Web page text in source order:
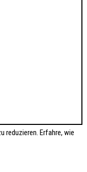
reduzieren.Erfahre, wie